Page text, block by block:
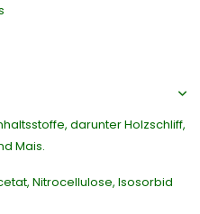
darunter Holzschliff,
Mais.
Nitrocellulose, Isosorbid